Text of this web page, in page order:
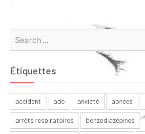
Search
for:
Étiquettes
accident ado anxiété apnées
arrêts respiratoires benzodiazépines